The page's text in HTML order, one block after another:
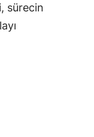
sürecin